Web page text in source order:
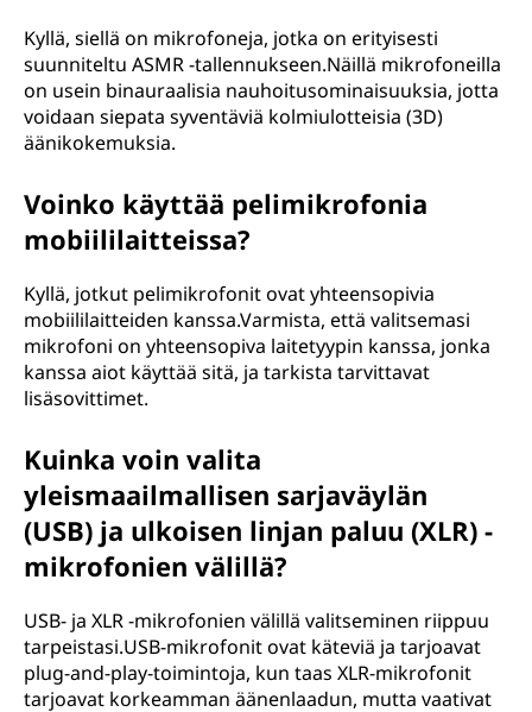
Kyllä, siellä on mikrofoneja, jotka on erityisesti
suunniteltu ASMR -tallennukseen.Näillä mikrofoneilla
on usein binauraalisia nauhoitusominaisuuksia, jotta
voidaan siepata syventäviä kolmiulotteisia (3D)
äänikokemuksia.
Voinko käyttää pelimikrofonia
mobiililaitteissa?
Kyllä, jotkut pelimikrofonit ovat yhteensopivia
mobiililaitteiden kanssa.Varmista, että valitsemasi
mikrofoni on yhteensopiva laitetyypin kanssa, jonka
kanssa aiot käyttää sitä, ja tarkista tarvittavat
lisäsovittimet.
Kuinka voin valita
yleismaailmallisen sarjaväylän
(USB) ja ulkoisen linjan paluu (XLR) -
mikrofonien välillä?
USB- ja XLR -mikrofonien välillä valitseminen riippuu
tarpeistasi.USB-mikrofonit ovat käteviä ja tarjoavat
plug-and-play-toimintoja, kun taas XLR-mikrofonit
tarjoavat korkeamman äänenlaadun, mutta vaativat